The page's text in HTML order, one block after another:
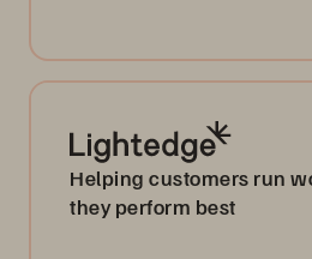
Helping customers run
they perform best